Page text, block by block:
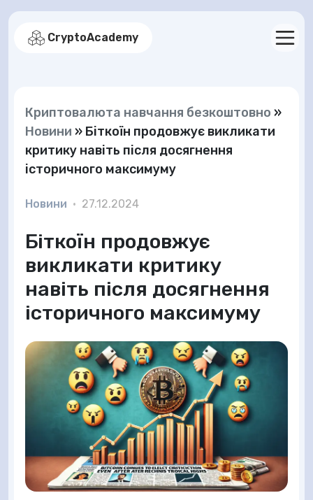
CryptoAcademy
Криптовалюта навчання безкоштовно »
Новини » Біткоїн продовжує викликати
критику навіть після досягнення
історичного максимуму
Новини • 27.12.2024
Біткоїн продовжує
викликати критику
навіть після досягнення
історичного максимуму